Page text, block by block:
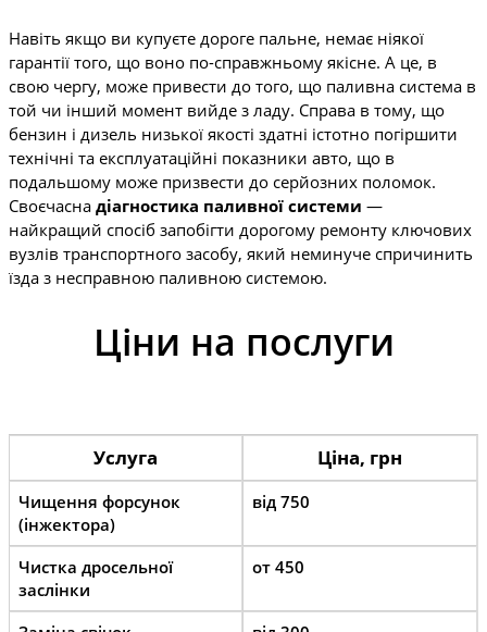
Навіть якщо ви купуєте дороге пальне, немає ніякої
гарантії того, що воно по-справжньому якісне. А це, в
свою чергу, може привести до того, що паливна система в
той чи інший момент вийде з ладу. Справа в тому, що
бензин і дизель низької якості здатні істотно погіршити
технічні та експлуатаційні показники авто, що в
подальшому може призвести до серйозних поломок.
Своєчасна діагностика паливної системи —
найкращий спосіб запобігти дорогому ремонту ключових
вузлів транспортного засобу, який неминуче спричинить
їзда з несправною паливною системою.
Ціни на послуги
Услуга Ціна, грн
Чищення форсунок
(інжектора)
від 750
Чистка дросельної
заслінки
от 450